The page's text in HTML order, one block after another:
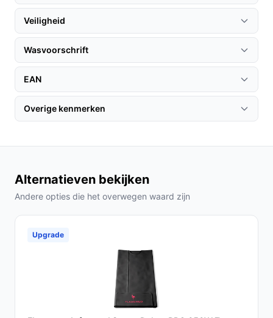
zijn plek dankzij de elastieken, wat zorgt voor een
comfortabelere slaapervaring zonder dat de deken
verschuift.
Gebruik & praktische tips
Om het meeste uit je Tomado elektrische deken te
halen, volgen hier enkele praktische tips:
Het opzetten van de Tomado TEB1505W is eenvoudig.
Leg de deken op het bed en bevestig deze met de
elastieken aan het matras.
Sluit de deken aan op het stopcontact met de
afneembare snoer.
Gebruik de verlichte schakelaar om je gewenste
warmtestand in te stellen.
Specificaties in mensentaal
Afmetingen:
Met een formaat van 150 x 80 cm is
Veiligheid
Wasvoorschrift
EAN
Overige kenmerken
Alternatieven bekijken
Andere opties die het overwegen waard zijn
Upgrade